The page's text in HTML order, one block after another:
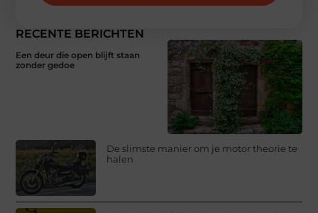
RECENTE BERICHTEN
Een deur die open blijft staan
zonder gedoe
De slimste manier om je motor theorie te
halen